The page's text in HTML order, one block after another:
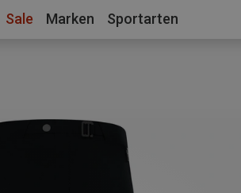
Sale Marken Sportarten